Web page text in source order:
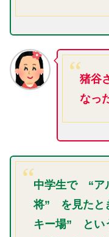
猪谷
なっ
中学生で “ア
将” を見たと
キー場” とい